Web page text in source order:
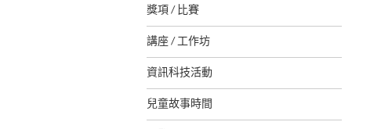
獎項 / 比賽
講座 / 工作坊
資訊科技活動
兒童故事時間